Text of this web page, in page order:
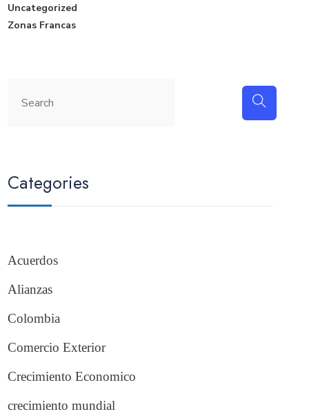
Uncategorized
Zonas Francas
Categories
Acuerdos
Alianzas
Colombia
Comercio Exterior
Crecimiento Economico
crecimiento mundial